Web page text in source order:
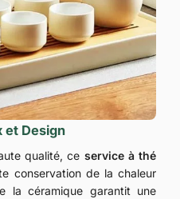
et Design
qualité, ce service à thé
conservation de la chaleur
la céramique garantit une